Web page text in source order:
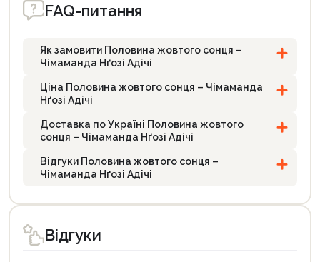
FAQ-питання
Як замовити Половина жовтого сонця –
Чімаманда Нґозі Адічі
Ціна Половина жовтого сонця – Чімаманда
Нґозі Адічі
Доставка по Україні Половина жовтого
сонця – Чімаманда Нґозі Адічі
Відгуки Половина жовтого сонця –
Чімаманда Нґозі Адічі
Відгуки